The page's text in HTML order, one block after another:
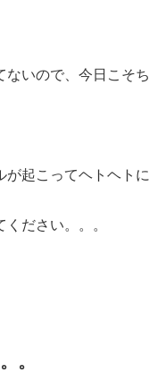
いので、今日こそ
起こってヘトヘトに
ださい。。。
。